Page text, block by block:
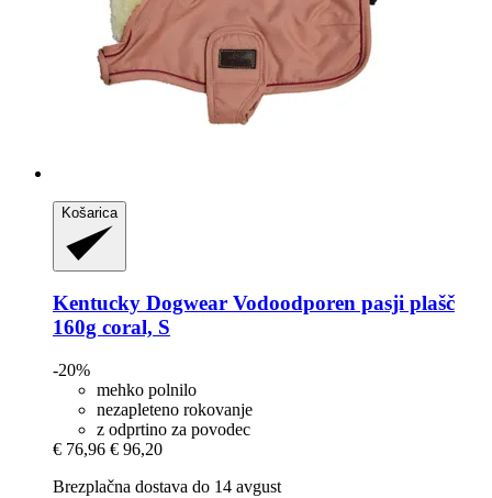
Košarica
Kentucky Dogwear Vodoodporen pasji plašč
160g coral, S
-20%
mehko polnilo
nezapleteno rokovanje
z odprtino za povodec
€ 76,96 € 96,20
Brezplačna dostava do 14 avgust